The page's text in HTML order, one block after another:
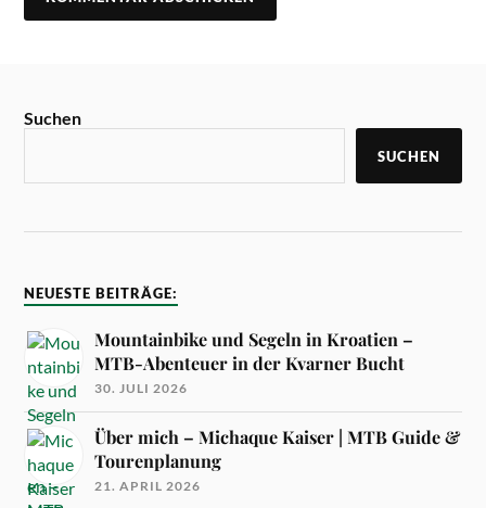
Suchen
SUCHEN
NEUESTE BEITRÄGE:
Mountainbike und Segeln in Kroatien –
MTB-Abenteuer in der Kvarner Bucht
30. JULI 2026
Über mich – Michaque Kaiser | MTB Guide &
Tourenplanung
21. APRIL 2026